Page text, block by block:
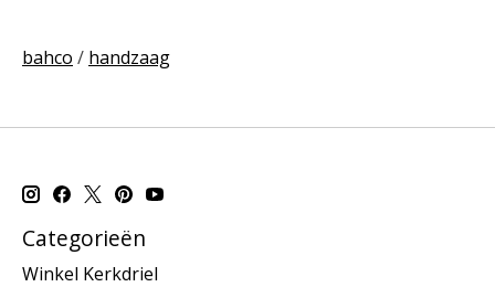
bahco / handzaag
Categorieën
Winkel Kerkdriel